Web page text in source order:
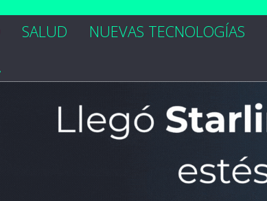
SALUD NUEVAS TECNOLOGÍAS